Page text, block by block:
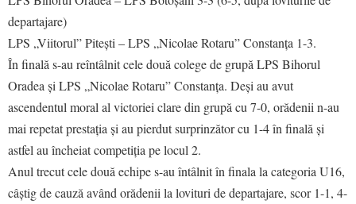
departajare)
LPS „Viitorul” Pitești – LPS „Nicolae Rotaru” Constanța 1-3.
În finală s-au reîntâlnit cele două colege de grupă LPS Bihorul
Oradea și LPS „Nicolae Rotaru” Constanța. Deși au avut
ascendentul moral al victoriei clare din grupă cu 7-0, orădenii n-au
mai repetat prestația și au pierdut surprinzător cu 1-4 în finală și
astfel au încheiat competiția pe locul 2.
Anul trecut cele două echipe s-au întâlnit în finala la categoria U16,
câștig de cauză având orădenii la lovituri de departajare, scor 1-1, 4-